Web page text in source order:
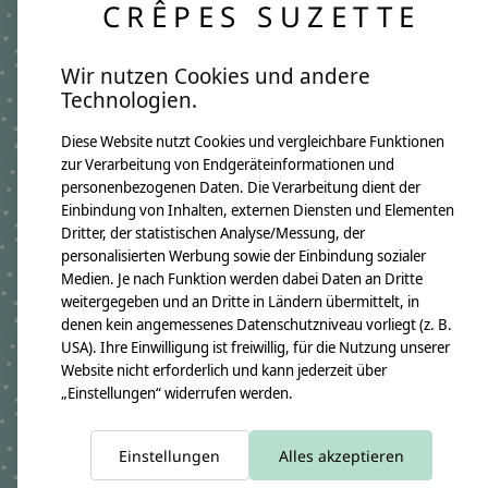
angefertigt. Da wir ausgewählte Stoffe saisonal
einkaufen, kann es vereinzelt zu leichten
kommen. Genau das macht jedes Kissen zu einem
besonderen Unikat mit eigenem Charme.
Produktangaben:
Namenskissen Nina
GTIN:4250608121706
Kissenmaße:
Breite ca. 46cm
Höhe ca. 30cm
Material:
100% Baumwollstoff OEKO-TEX 100
Immer dabei ist ein Namensanhänger aus Holzwürfeln
Füllung:
allergikerfreundliche silikonisierte Polyesterfaserbällchen OEKO-TEX
100
Pflegehinweis:
Waschbar bei 30°C Schonwäsche, nicht trocknergeeignet
Die angehängten Holzwürfel sind nicht für Kinder unter 3 Jahren
Angaben zum Hersteller:
CRÊPES SUZETTE
Wir nutzen Cookies und andere
Technologien.
Diese Website nutzt Cookies und vergleichbare Funktionen
zur Verarbeitung von Endgeräteinformationen und
personenbezogenen Daten. Die Verarbeitung dient der
Einbindung von Inhalten, externen Diensten und Elementen
Dritter, der statistischen Analyse/Messung, der
personalisierten Werbung sowie der Einbindung sozialer
Medien. Je nach Funktion werden dabei Daten an Dritte
weitergegeben und an Dritte in Ländern übermittelt, in
denen kein angemessenes Datenschutzniveau vorliegt (z. B.
USA). Ihre Einwilligung ist freiwillig, für die Nutzung unserer
Website nicht erforderlich und kann jederzeit über
„Einstellungen“ widerrufen werden.
Einstellungen Alles akzeptieren